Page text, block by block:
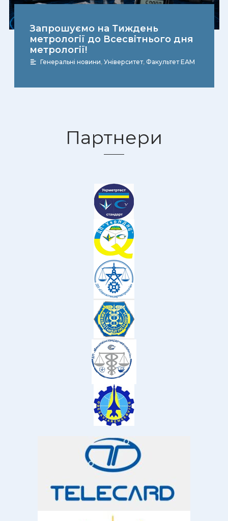
Запрошуємо на Тиждень
метрології до Всесвітнього дня
метрології!
Генеральні новини, Університет, Факультет ЕАМ
Партнери